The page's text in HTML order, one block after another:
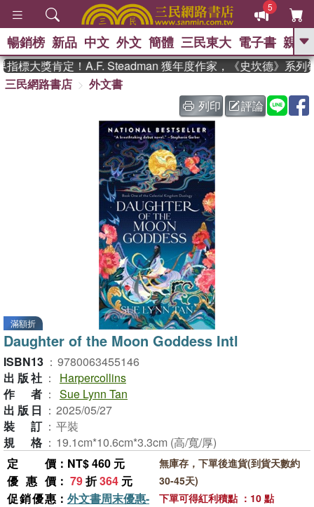
5
GO
The Odyssey 、 父親節 、 如果歷
史是一群喵 、 暑期推薦 、 國際布克
獎 臺灣漫遊錄 、
登輝時代 、 數學女孩：黎曼猜想
偉大的迷走神經
暢銷榜 新品 中文 外文 簡體 三民東大 電子書 親子
標大獎肯定！A.F. Steadman 獲年度作家，《史坎德》系列
三民網路書店
外文書
列印
評論
滿額折
Daughter of the Moon Goddess Intl
ISBN13 ： 9780063455146
出版社 ：
Harpercollins
作者 ： Sue Lynn Tan
出版日 ： 2025/05/27
裝訂 ： 平裝
規格 ： 19.1cm*10.6cm*3.3cm (高/寬/厚)
定價 ：NT$ 460 元
優惠價 ： 79折364 元
促銷優惠 ： 外文書周末優惠-
無庫存，下單後進貨(到貨天數約
30-45天)
下單可得紅利積點 ：10 點